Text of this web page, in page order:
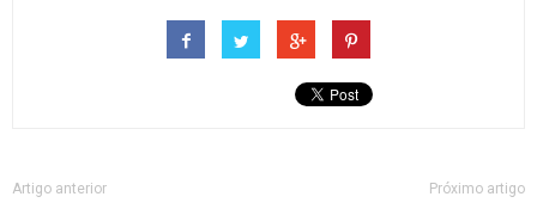
Artigo anterior Próximo artigo